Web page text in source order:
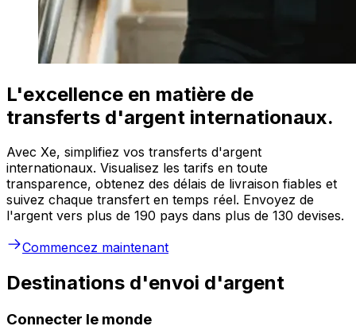
L'excellence en matière de
transferts d'argent internationaux.
Avec Xe, simplifiez vos transferts d'argent
internationaux. Visualisez les tarifs en toute
transparence, obtenez des délais de livraison fiables et
suivez chaque transfert en temps réel. Envoyez de
l'argent vers plus de 190 pays dans plus de 130 devises.
Commencez maintenant
Destinations d'envoi d'argent
Connecter le monde